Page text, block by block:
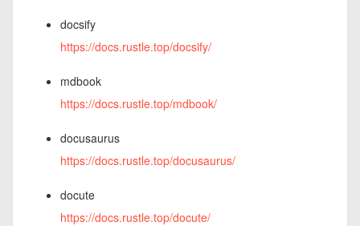
docsify
https://docs.rustle.top/docsify/
mdbook
https://docs.rustle.top/mdbook/
docusaurus
https://docs.rustle.top/docusaurus/
docute
https://docs.rustle.top/docute/